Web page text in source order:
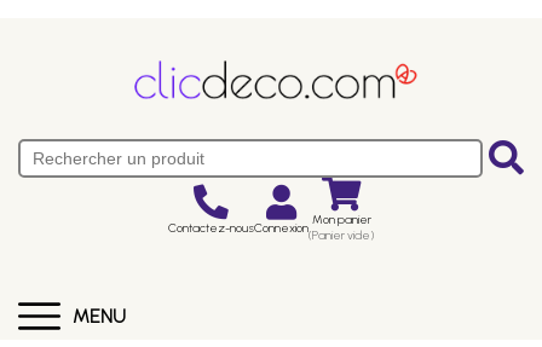
Contactez-nousConnexion Mon panier
(Panier vide)
MENU